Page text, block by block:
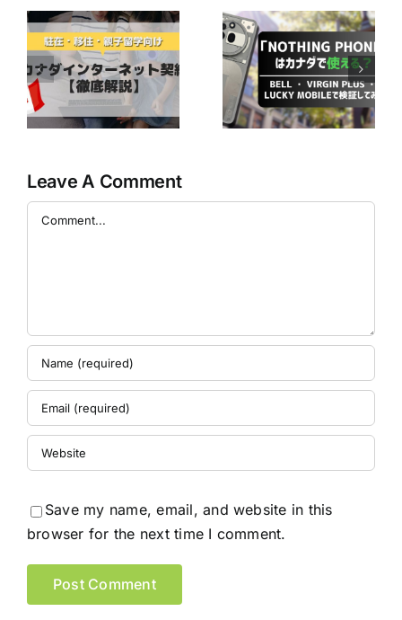
最近人気の
「Nothing
Phone」はカナ
ダで使える？ ～
Bell ・ Virgin
Plus ・ Lucky
【2025年版】ボ
ストンキャリア
フォーラムでの
電話対応対策｜
海外から日本企
業へスムーズに
Leave A Comment
Comment
Save my name, email, and website in this
browser for the next time I comment.